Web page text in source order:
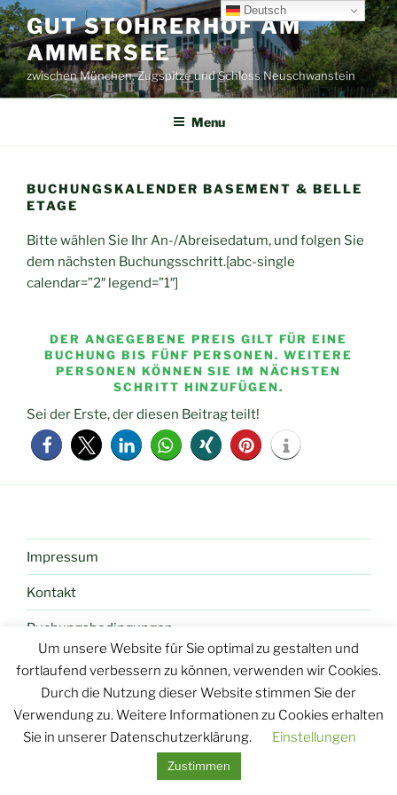
Skip
to
content
GUT STOHRERHOF AM
AMMERSEE
zwischen München, Zugspitze und Schloss Neuschwanstein
Menu
BUCHUNGSKALENDER BASEMENT & BELLE
ETAGE
Bitte wählen Sie Ihr An-/Abreisedatum, und folgen Sie
dem nächsten Buchungsschritt.[abc-single
calendar=”2″ legend=”1″]
DER ANGEGEBENE PREIS GILT FÜR EINE
BUCHUNG BIS FÜNF PERSONEN. WEITERE
PERSONEN KÖNNEN SIE IM NÄCHSTEN
SCHRITT HINZUFÜGEN.
Sei der Erste, der diesen Beitrag teilt!
Impressum
Kontakt
Buchungsbedingungen
Um unsere Website für Sie optimal zu gestalten und
fortlaufend verbessern zu können, verwenden wir Cookies.
Durch die Nutzung dieser Website stimmen Sie der
Verwendung zu. Weitere Informationen zu Cookies erhalten
Sie in unserer Datenschutzerklärung.
Einstellungen
Zustimmen
Deutsch